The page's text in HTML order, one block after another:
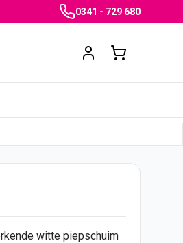
0341 - 729 680
witte piepschuim